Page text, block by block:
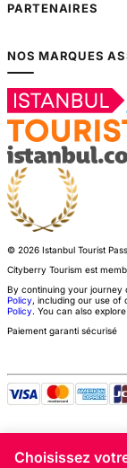
PARTENAIRES
NOS MARQUES
© 2026 Istanbul Tourist
Cityberry Tourism est
By continuing your journey
Policy, including our use of
Policy. You can also
Paiement garanti sécurisé
Choisissez